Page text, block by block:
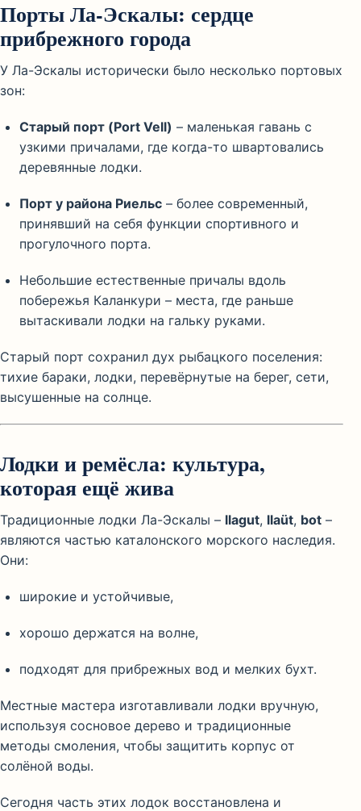
Порты Ла-Эскалы: сердце
прибрежного города
У Ла-Эскалы исторически было несколько портовых
зон:
Старый порт (Port Vell) – маленькая гавань с
узкими причалами, где когда-то швартовались
деревянные лодки.
Порт у района Риельс – более современный,
принявший на себя функции спортивного и
прогулочного порта.
Небольшие естественные причалы вдоль
побережья Каланкури – места, где раньше
вытаскивали лодки на гальку руками.
Старый порт сохранил дух рыбацкого поселения:
тихие бараки, лодки, перевёрнутые на берег, сети,
высушенные на солнце.
Лодки и ремёсла: культура,
которая ещё жива
Традиционные лодки Ла-Эскалы – llagut, llaüt, bot –
являются частью каталонского морского наследия.
Они:
широкие и устойчивые,
хорошо держатся на волне,
подходят для прибрежных вод и мелких бухт.
Местные мастера изготавливали лодки вручную,
используя сосновое дерево и традиционные
методы смоления, чтобы защитить корпус от
солёной воды.
Сегодня часть этих лодок восстановлена и